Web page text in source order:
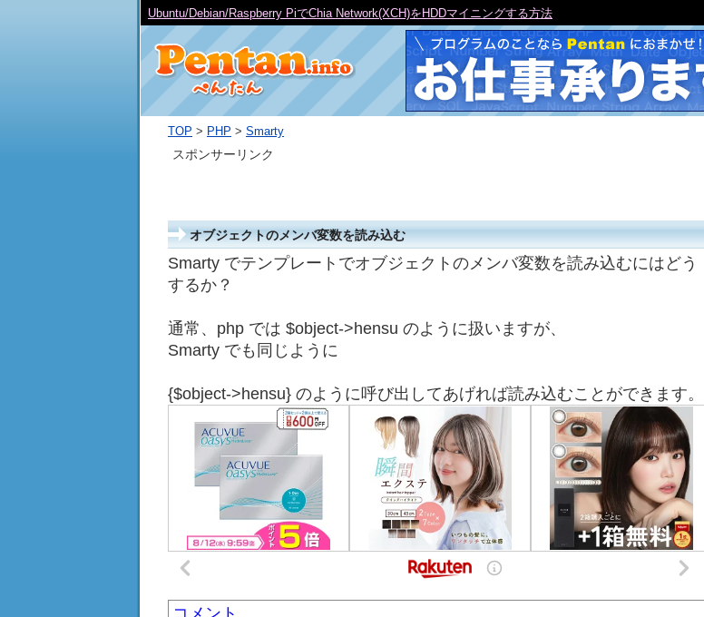
TOP > PHP > Smarty
オブジェクトのメンバ変数を読み込む
Smarty でテンプレートでオブジェクトのメンバ変数を読み込むにはどう
するか？
通常、php では $object->hensu のように扱いますが、
Smarty でも同じように
{$object->hensu} のように呼び出してあげれば読み込むことができます。
コメント
スポンサーリンク
プログラムでもっとも正確に日本の祝日を求める方法(内閣府公表CSVの過去3度の改訂履歴)